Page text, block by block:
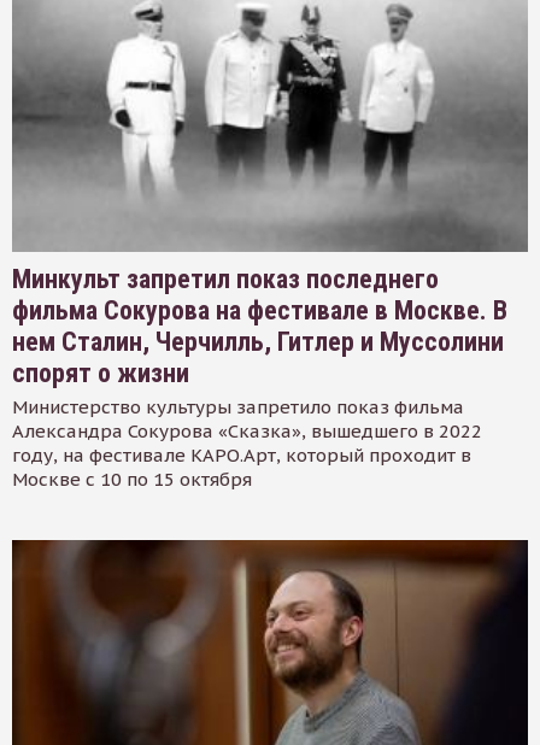
Минкульт запретил показ последнего
фильма Сокурова на фестивале в Москве. В
нем Сталин, Черчилль, Гитлер и Муссолини
спорят о жизни
Министерство культуры запретило показ фильма
Александра Сокурова «Сказка», вышедшего в 2022
году, на фестивале КАРО.Арт, который проходит в
Москве с 10 по 15 октября